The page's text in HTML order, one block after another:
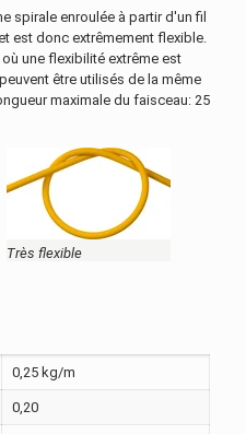
spirale enroulée à partir d'un fil
est donc extrêmement flexible.
une flexibilité extrême est
être utilisés de la même
maximale du faisceau: 25
Très flexible
0,25 kg/m
0,20